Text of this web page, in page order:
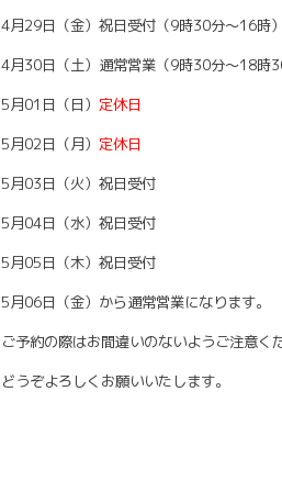
4月29日（金）祝日受付（9時30分〜16時）
4月30日（土）通常営業（9時30分〜18時
5月01日（日） 定休日
5月02日（月） 定休日
5月03日（火）祝日受付
5月04日（水）祝日受付
5月05日（木）祝日受付
5月06日（金）から通常営業になります。
ご予約の際はお間違いのないようご注意く
どうぞよろしくお願いいたします。